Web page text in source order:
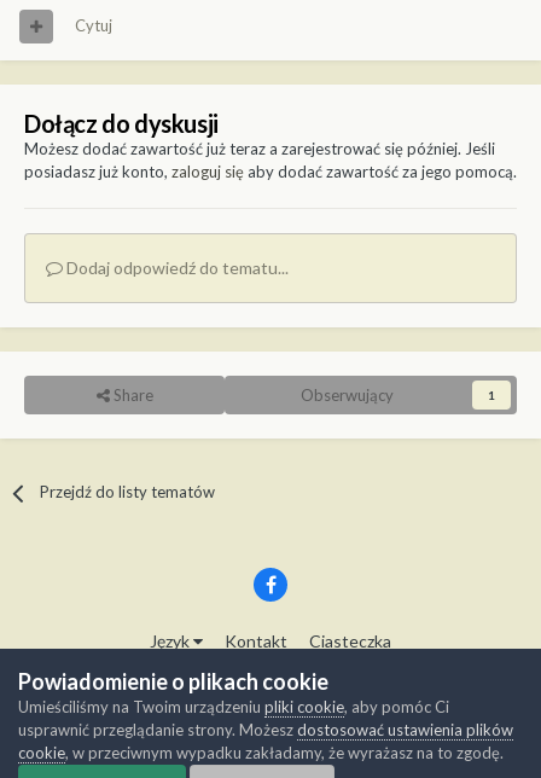
Cytuj
Dołącz do dyskusji
Możesz dodać zawartość już teraz a zarejestrować się później. Jeśli
posiadasz już konto, zaloguj sięaby dodać zawartość za jego pomocą.
Dodaj odpowiedź do tematu...
Share Obserwujący 1
Przejdź do listy tematów
Język Kontakt Ciasteczka
Copyright © Modelwork.pl
Powered by Invision Community
Powiadomienie o plikach cookie
Umieściliśmy na Twoim urządzeniu pliki cookie, aby pomóc Ci
usprawnić przeglądanie strony. Możeszdostosować ustawienia plików
cookie, w przeciwnym wypadku zakładamy, że wyrażasz na to zgodę.